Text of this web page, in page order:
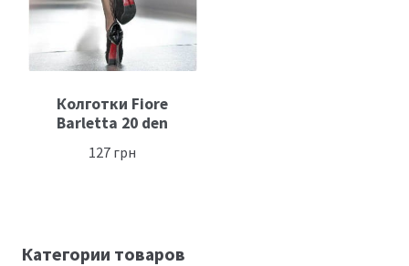
Колготки Fiore
Barletta 20 den
127 грн
Категории товаров